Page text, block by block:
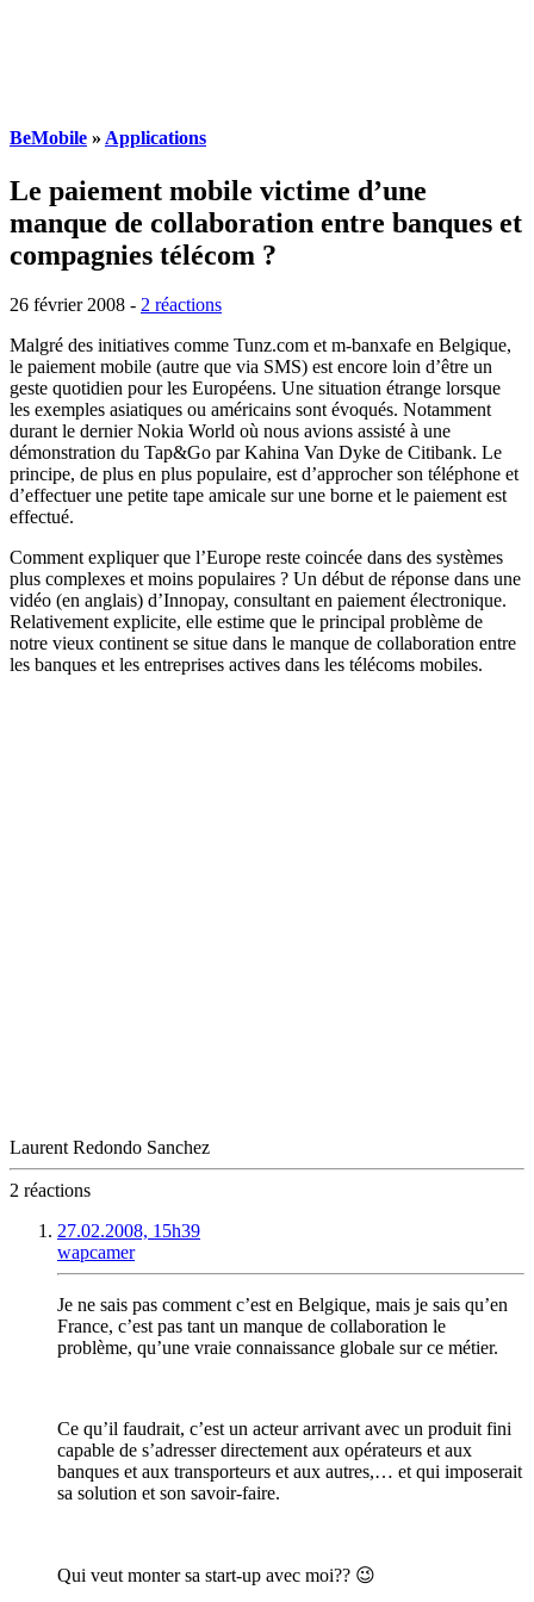
BeMobile » Applications
Le paiement mobile victime d’une
manque de collaboration entre banques et
compagnies télécom ?
26 février 2008 - 2 réactions
Malgré des initiatives comme Tunz.com et m-banxafe en Belgique,
le paiement mobile (autre que via SMS) est encore loin d’être un
geste quotidien pour les Européens. Une situation étrange lorsque
les exemples asiatiques ou américains sont évoqués. Notamment
durant le dernier Nokia World où nous avions assisté à une
démonstration du Tap&Go par Kahina Van Dyke de Citibank. Le
principe, de plus en plus populaire, est d’approcher son téléphone et
d’effectuer une petite tape amicale sur une borne et le paiement est
effectué.
Comment expliquer que l’Europe reste coincée dans des systèmes
plus complexes et moins populaires ? Un début de réponse dans une
vidéo (en anglais) d’Innopay, consultant en paiement électronique.
Relativement explicite, elle estime que le principal problème de
notre vieux continent se situe dans le manque de collaboration entre
les banques et les entreprises actives dans les télécoms mobiles.
Laurent Redondo Sanchez
2 réactions
27.02.2008, 15h39
wapcamer
Je ne sais pas comment c’est en Belgique, mais je sais qu’en
France, c’est pas tant un manque de collaboration le
problème, qu’une vraie connaissance globale sur ce métier.
Ce qu’il faudrait, c’est un acteur arrivant avec un produit fini
capable de s’adresser directement aux opérateurs et aux
banques et aux transporteurs et aux autres,… et qui imposerait
sa solution et son savoir-faire.
Qui veut monter sa start-up avec moi?? 😉